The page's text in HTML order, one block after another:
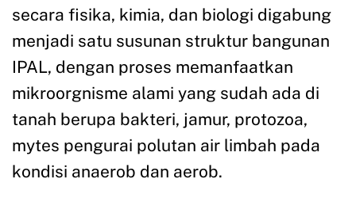
secara fisika, kimia, dan biologi digabung
menjadi satu susunan struktur bangunan
IPAL, dengan proses memanfaatkan
mikroorgnisme alami yang sudah ada di
tanah berupa bakteri, jamur, protozoa,
mytes pengurai polutan air limbah pada
kondisi anaerob dan aerob.